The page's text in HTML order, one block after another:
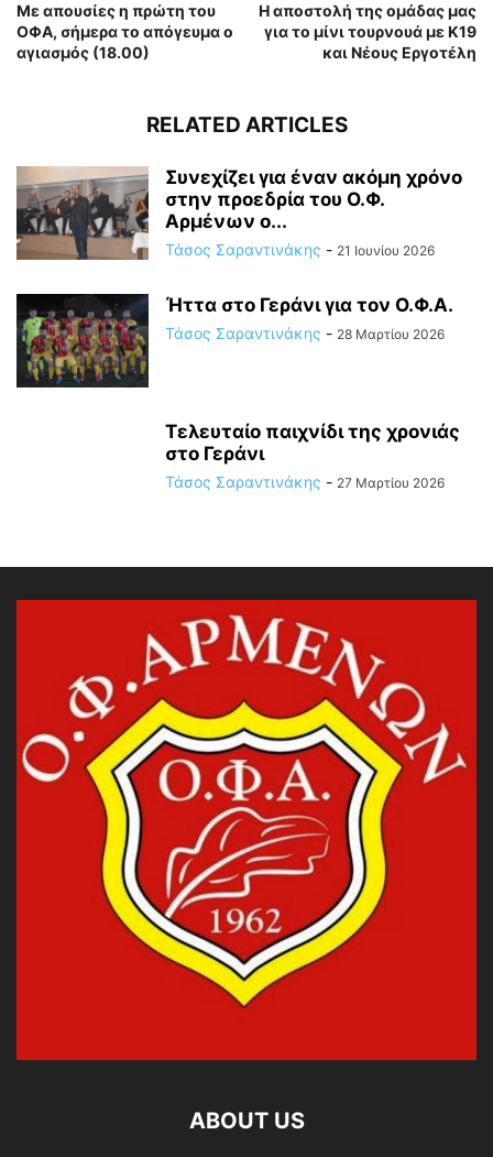
Με απουσίες η πρώτη του
ΟΦΑ, σήμερα το απόγευμα ο
αγιασμός (18.00)
Η αποστολή της ομάδας μας
για το μίνι τουρνουά με Κ19
και Νέους Εργοτέλη
RELATED ARTICLES
Συνεχίζει για έναν ακόμη χρόνο
στην προεδρία του Ο.Φ.
Αρμένων ο...
Τάσος Σαραντινάκης - 21 Ιουνίου 2026
Ήττα στο Γεράνι για τον Ο.Φ.Α.
Τάσος Σαραντινάκης - 28 Μαρτίου 2026
Τελευταίο παιχνίδι της χρονιάς
στο Γεράνι
Τάσος Σαραντινάκης - 27 Μαρτίου 2026
ABOUT US